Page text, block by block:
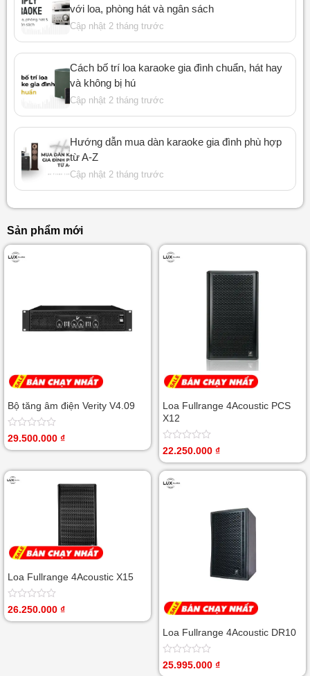
với loa, phòng hát và ngân sách
Cập nhật 2 tháng trước
Cách bố trí loa karaoke gia đình chuẩn, hát hay
và không bị hú
Cập nhật 2 tháng trước
Hướng dẫn mua dàn karaoke gia đình phù hợp
từ A-Z
Cập nhật 2 tháng trước
Sản phẩm mới
Bộ tăng âm điện Verity V4.09
Được
5
sao
29.500.000 ₫
Loa Fullrange 4Acoustic PCS
X12
Được
hạng
0
5
22.250.000 ₫
Loa Fullrange 4Acoustic X15
Được
26.250.000 ₫
Loa Fullrange 4Acoustic DR10
Được
25.995.000 ₫